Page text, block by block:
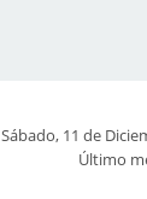
Sábado, 11 de
Último